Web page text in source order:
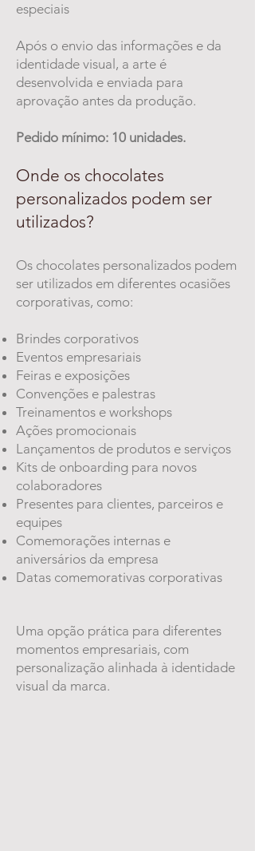
especiais
Após o envio das informações e da
identidade visual, a arte é
desenvolvida e enviada para
aprovação antes da produção.
Pedido mínimo: 10 unidades.
Onde os chocolates
personalizados podem ser
utilizados?
Os chocolates personalizados podem
ser utilizados em diferentes ocasiões
corporativas, como:
Brindes corporativos
Eventos empresariais
Feiras e exposições
Convenções e palestras
Treinamentos e workshops
Ações promocionais
Lançamentos de produtos e serviços
Kits de onboarding para novos
colaboradores
Presentes para clientes, parceiros e
equipes
Comemorações internas e
aniversários da empresa
Datas comemorativas corporativas
Uma opção prática para diferentes
momentos empresariais, com
personalização alinhada à identidade
visual da marca.